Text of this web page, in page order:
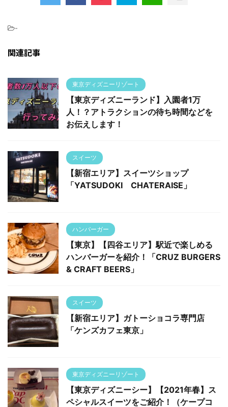
-
関連記事
東京ディズニーリゾート
【東京ディズニーランド】入園者1万
人！？アトラクションの待ち時間などを
お伝えします！
スイーツ
【新宿エリア】スイーツショップ
「YATSUDOKI CHATERAISE」
ハンバーガー
【東京】【四谷エリア】駅近で楽しめる
ハンバーガーを紹介！「CRUZ BURGERS
& CRAFT BEERS」
スイーツ
【新宿エリア】ガトーショコラ専門店
「ケンズカフェ東京」
東京ディズニーリゾート
【東京ディズニーシー】【2021年春】ス
ペシャルスイーツをご紹介！（ケープコ